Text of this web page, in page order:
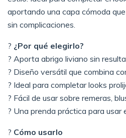
aportando una capa cómoda
sin complicaciones.
? ¿Por qué elegirlo?
? Aporta abrigo liviano sin
? Diseño versátil que combina
? Ideal para completar looks
? Fácil de usar sobre remeras,
? Una prenda práctica para usar
? Cómo usarlo